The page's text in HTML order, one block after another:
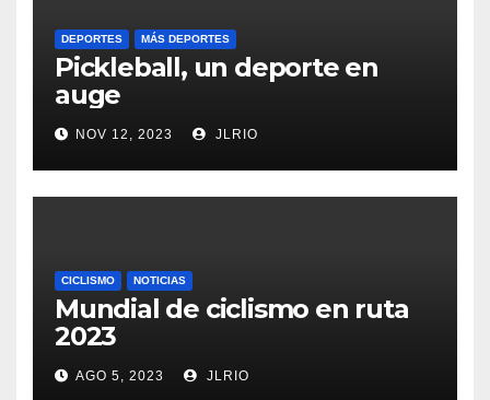
DEPORTES MÁS DEPORTES
Pickleball, un deporte en
auge
NOV 12, 2023 JLRIO
CICLISMO NOTICIAS
Mundial de ciclismo en ruta
2023
AGO 5, 2023 JLRIO